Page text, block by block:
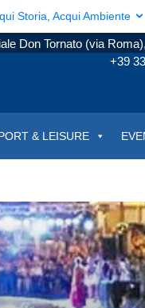
Storia, Acqui Ambiente
Don Tornato (via
+39
& LEISURE